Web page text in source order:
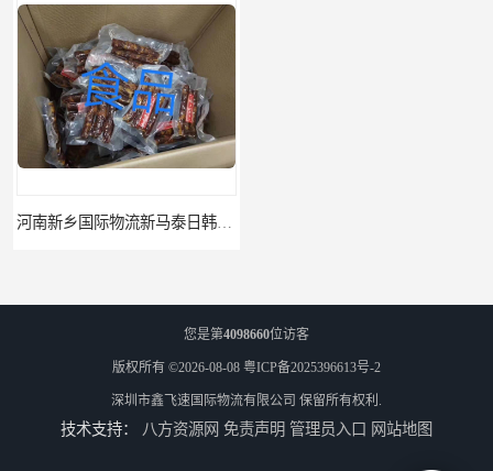
河南新乡国际物流新马泰日韩菲律宾老挝缅甸印尼柬埔寨双清包税
您是第4098660位访客
版权所有 ©2026-08-08 粤ICP备2025396613号-2
深圳市鑫飞速国际物流有限公司 保留所有权利.
技术支持： 八方资源网 免责声明 管理员入口 网站地图